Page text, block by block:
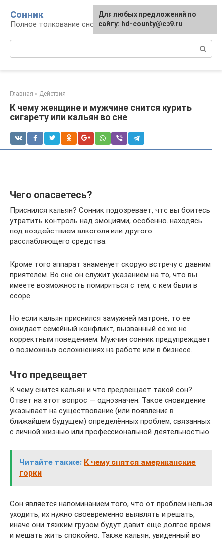
контенту
Сонник
Полное толкование снов
Главная » Действия
К чему женщине и мужчине снится курить
сигарету или кальян во сне
Чего опасаетесь?
Приснился кальян? Сонник подозревает, что вы боитесь
утратить контроль над эмоциями, особенно, находясь
под воздействием алкоголя или другого
расслабляющего средства.
Кроме того аппарат знаменует скорую встречу с давним
приятелем. Во сне он служит указанием на то, что вы
имеете возможность помириться с тем, с кем были в
ссоре.
Но если кальян приснился замужней матроне, то ее
ожидает семейный конфликт, вызванный ее же не
корректным поведением. Мужчин сонник предупреждает
о возможных осложнениях на работе или в бизнесе.
Что предвещает
К чему снится кальян и что предвещает такой сон?
Ответ на этот вопрос — однозначен. Такое сновидение
указывает на существование (или появление в
ближайшем будущем) определённых проблем, связанных
с личной жизнью или профессиональной деятельностью.
Читайте также: К чему снятся американские
горки
Сон является напоминанием того, что от проблем нельзя
уходить, их нужно своевременно выявлять и решать,
иначе они тяжким грузом будут давит ещё долгое время
и мешать жить спокойно. Также кальян, увиденный во
Для любых предложений по
сайту: hd-county@cp9.ru